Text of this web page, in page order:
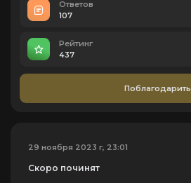
Ответов
107
Рейтинг
437
Поблагодарить
29 ноября 2023 г, 23:01
Скоро починят